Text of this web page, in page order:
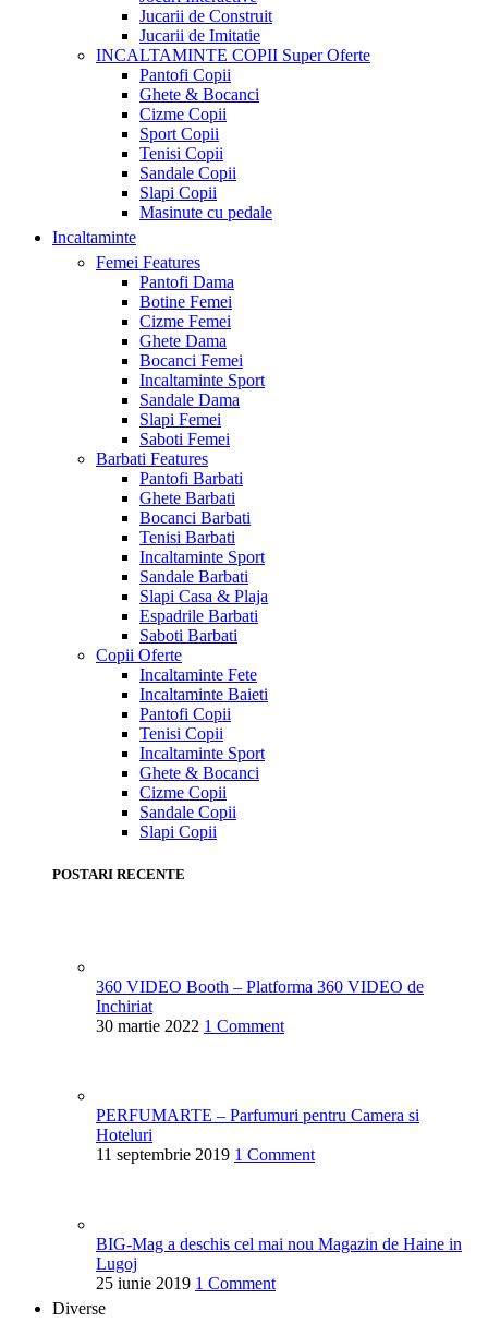
Jucarii de Construit
Jucarii de Imitatie
INCALTAMINTE COPII Super Oferte
Pantofi Copii
Ghete & Bocanci
Cizme Copii
Sport Copii
Tenisi Copii
Sandale Copii
Slapi Copii
Masinute cu pedale
Incaltaminte
Femei Features
Pantofi Dama
Botine Femei
Cizme Femei
Ghete Dama
Bocanci Femei
Incaltaminte Sport
Sandale Dama
Slapi Femei
Saboti Femei
Barbati Features
Pantofi Barbati
Ghete Barbati
Bocanci Barbati
Tenisi Barbati
Incaltaminte Sport
Sandale Barbati
Slapi Casa & Plaja
Espadrile Barbati
Saboti Barbati
Copii Oferte
Incaltaminte Fete
Incaltaminte Baieti
Pantofi Copii
Tenisi Copii
Incaltaminte Sport
Ghete & Bocanci
Cizme Copii
Sandale Copii
Slapi Copii
POSTARI RECENTE
360 VIDEO Booth – Platforma 360 VIDEO de
Inchiriat
30 martie 2022 1 Comment
PERFUMARTE – Parfumuri pentru Camera si
Hoteluri
11 septembrie 2019 1 Comment
BIG-Mag a deschis cel mai nou Magazin de Haine in
Lugoj
25 iunie 2019 1 Comment
Diverse